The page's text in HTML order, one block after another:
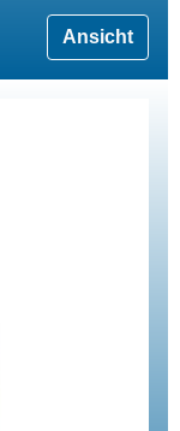
Ansicht